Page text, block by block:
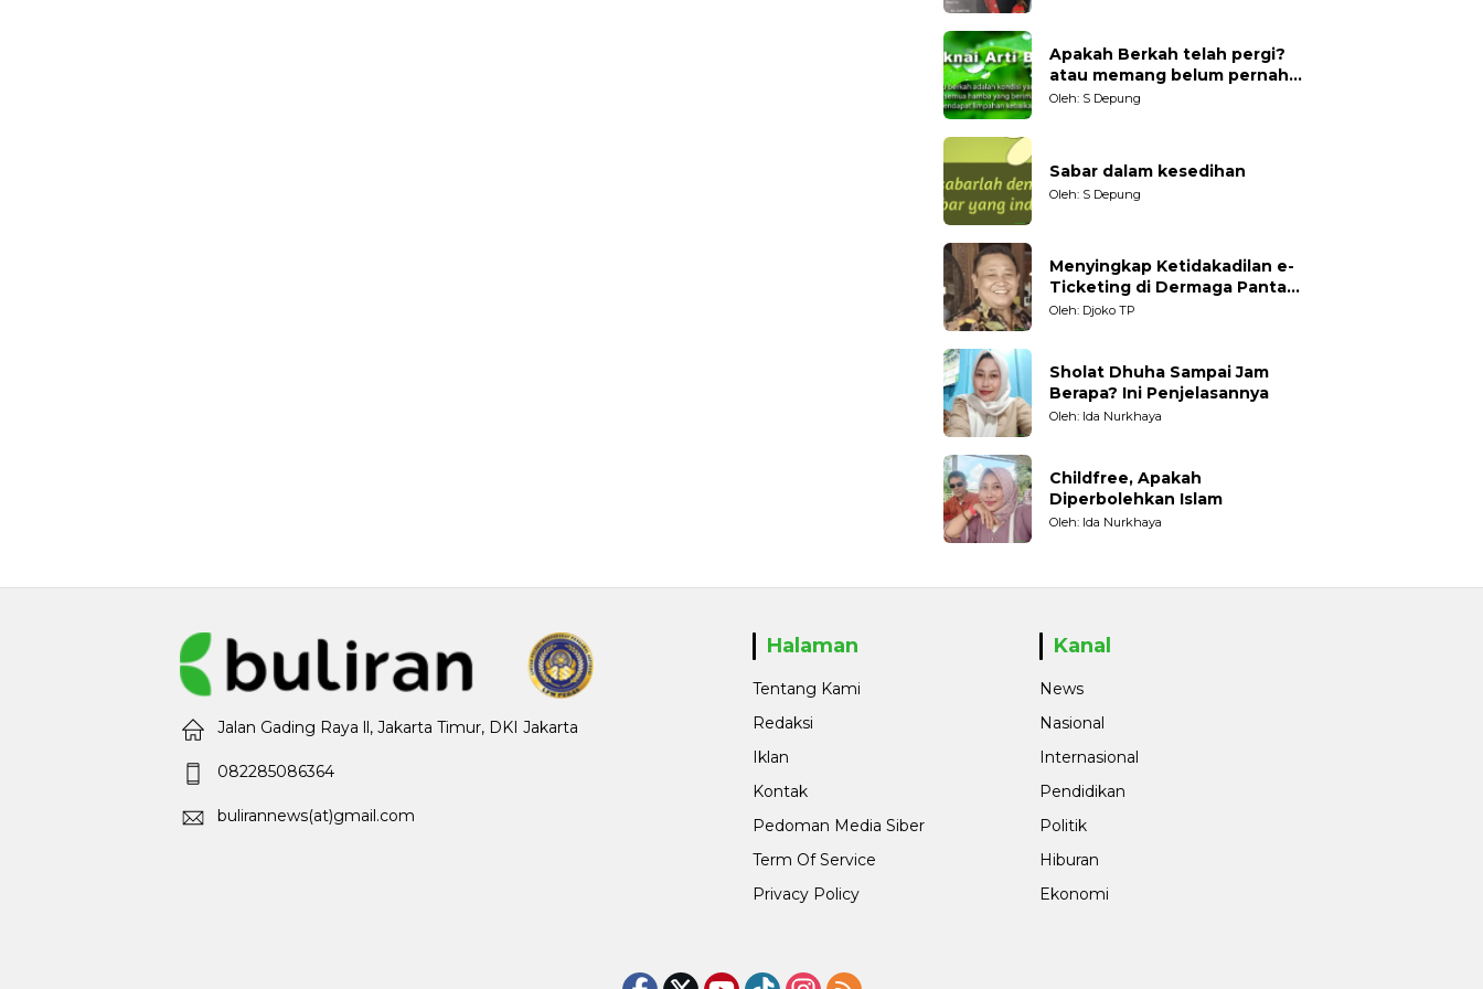
Apakah Berkah telah pergi?
atau memang belum pernah
datang?
Oleh: S Depung
Sabar dalam kesedihan
Oleh: S Depung
Menyingkap Ketidakadilan e-
Ticketing di Dermaga Pantai
Kartini Jepara, terhadap
Oleh: Djoko TP
Sholat Dhuha Sampai Jam
Berapa? Ini Penjelasannya
Oleh: Ida Nurkhaya
Childfree, Apakah
Diperbolehkan Islam
Oleh: Ida Nurkhaya
Jalan Gading Raya ll, Jakarta Timur, DKI Jakarta
082285086364
bulirannews(at)gmail.com
Halaman
Tentang Kami
Redaksi
Iklan
Kontak
Pedoman Media Siber
Term Of Service
Privacy Policy
Kanal
News
Nasional
Internasional
Pendidikan
Politik
Hiburan
Ekonomi